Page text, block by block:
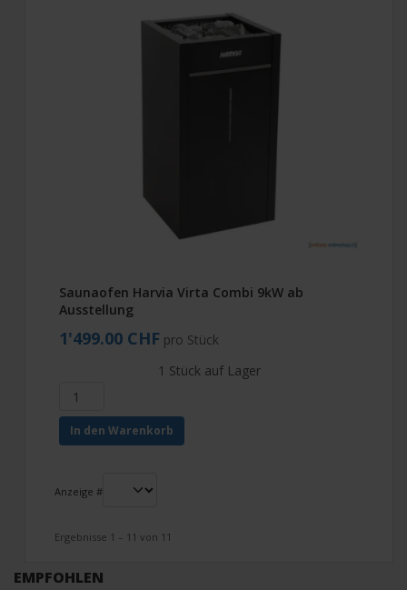
EMPFOHLEN
Saunaofen Harvia Virta Combi 9kW ab
Ausstellung
1'499.00 CHF pro Stück
1 Stück auf Lager
In den Warenkorb
Anzeige #
Ergebnisse 1 – 11 von 11